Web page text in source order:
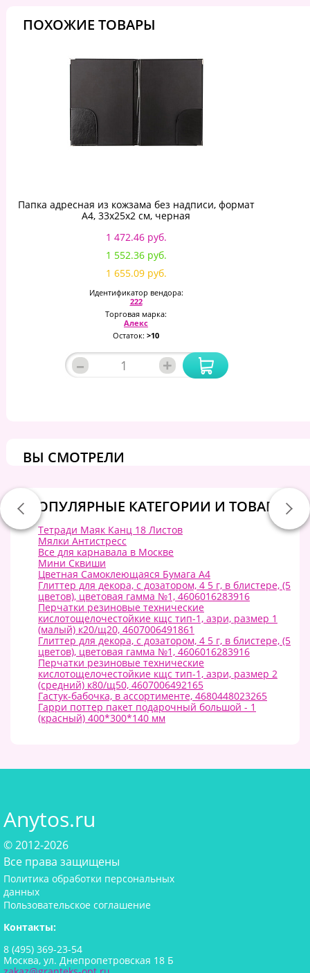
ПОХОЖИЕ ТОВАРЫ
Папка адресная из кожзама без надписи, формат
А4, 33х25х2 см, черная
1 472.46 руб.
1 552.36 руб.
1 655.09 руб.
Идентификатор вендора:
222
Торговая марка:
Алекс
Остаток: >10
– +
ВЫ СМОТРЕЛИ
ПОПУЛЯРНЫЕ КАТЕГОРИИ И ТОВАРЫ:
Тетради Маяк Канц 18 Листов
Мялки Антистресс
Все для карнавала в Москве
Мини Сквиши
Цветная Самоклеющаяся Бумага А4
Глиттер для декора, с дозатором, 4 5 г, в блистере, (5
цветов), цветовая гамма №1, 4606016283916
Перчатки резиновые технические
кислотощелочестойкие кщс тип-1, азри, размер 1
(малый) к20/щ20, 4607006491861
Глиттер для декора, с дозатором, 4 5 г, в блистере, (5
цветов), цветовая гамма №1, 4606016283916
Перчатки резиновые технические
кислотощелочестойкие кщс тип-1, азри, размер 2
(средний) к80/щ50, 4607006492165
Гастук-бабочка, в ассортименте, 4680448023265
Гарри поттер пакет подарочный большой - 1
(красный) 400*300*140 мм
Anytos.ru
© 2012-2026
Все права защищены
Политика обработки персональных
данных
Пользовательское соглашение
Контакты:
8 (495) 369-23-54
Москва, ул. Днепропетровская 18 Б